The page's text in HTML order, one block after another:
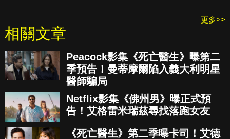
更多>>
相關文章
Peacock影集《死亡醫生》曝第二
季預告！曼蒂摩爾陷入義大利明星
醫師騙局
Netflix影集《佛州男》曝正式預
告！艾格雷米瑞茲尋找落跑女友
《死亡醫生》第二季曝卡司！艾德